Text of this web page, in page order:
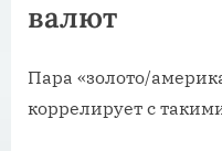
валют
Пара «золото/
коррелирует с